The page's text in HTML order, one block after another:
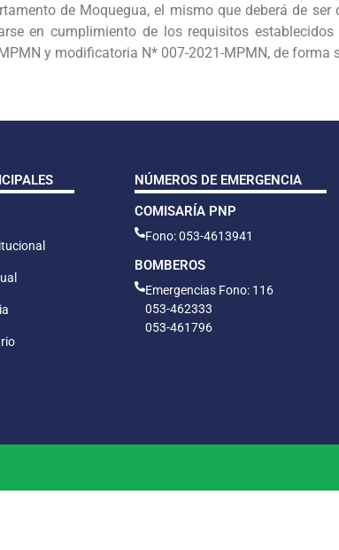
de Moquegua, el mismo que deberá de
en cumplimiento de los requisitos
y modificatoria N* 007-2021-MPMN, de forma
NÚMEROS DE EMERGENCIA
COMISARÍA PNP
Fono: 053-4613941
BOMBEROS
Emergencias Fono: 116
053-462333
053-461796